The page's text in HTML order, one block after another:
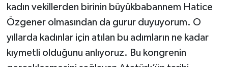
kadın vekillerden birinin büyükbabannem Hatice
Özgener olmasından da gurur duyuyorum. O
yıllarda kadınlar için atılan bu adımların ne kadar
kıymetli olduğunu anlıyoruz. Bu kongrenin